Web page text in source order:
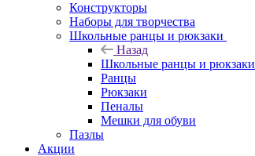
Конструкторы
Наборы для творчества
Школьные ранцы и рюкзаки
Назад
Школьные ранцы и рюкзаки
Ранцы
Рюкзаки
Пеналы
Мешки для обуви
Пазлы
Акции